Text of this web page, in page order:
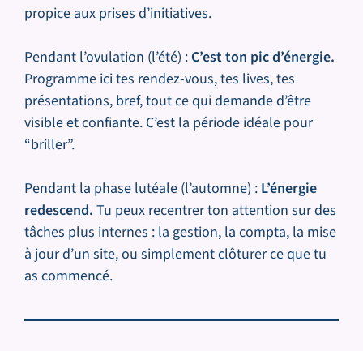
propice aux prises d’initiatives.
Pendant l’ovulation (l’été) : C’est ton pic d’énergie.
Programme ici tes rendez-vous, tes lives, tes
présentations, bref, tout ce qui demande d’être
visible et confiante. C’est la période idéale pour
“briller”.
Pendant la phase lutéale (l’automne) : L’énergie
redescend. Tu peux recentrer ton attention sur des
tâches plus internes : la gestion, la compta, la mise
à jour d’un site, ou simplement clôturer ce que tu
as commencé.